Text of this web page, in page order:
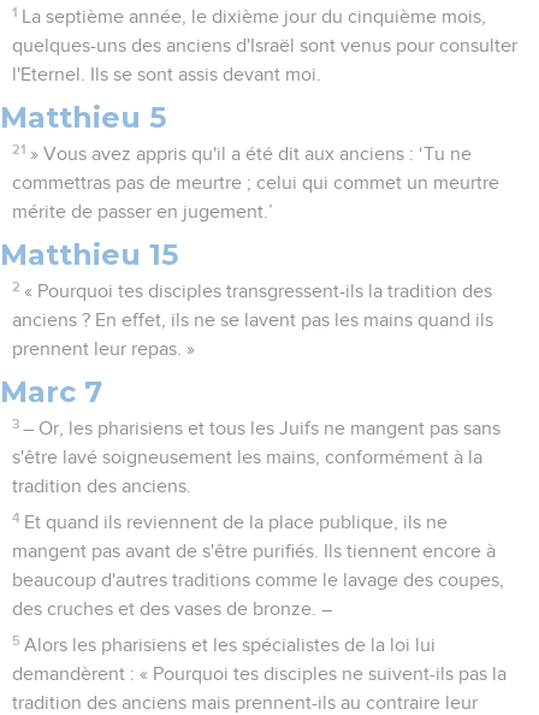
1
La septième année, le dixième jour du cinquième mois,
quelques-uns des anciens d'Israël sont venus pour consulter
l'Eternel. Ils se sont assis devant moi.
Matthieu 5
21 » Vous avez appris qu'il a été dit aux anciens : ‘Tu ne
commettras pas de meurtre ; celui qui commet un meurtre
mérite de passer en jugement.’
Matthieu 15
2 « Pourquoi tes disciples transgressent-ils la tradition des
anciens ? En effet, ils ne se lavent pas les mains quand ils
prennent leur repas. »
Marc 7
3 – Or, les pharisiens et tous les Juifs ne mangent pas sans
s'être lavé soigneusement les mains, conformément à la
tradition des anciens.
4 Et quand ils reviennent de la place publique, ils ne
mangent pas avant de s'être purifiés. Ils tiennent encore à
beaucoup d'autres traditions comme le lavage des coupes,
des cruches et des vases de bronze. –
5 Alors les pharisiens et les spécialistes de la loi lui
demandèrent : « Pourquoi tes disciples ne suivent-ils pas la
tradition des anciens mais prennent-ils au contraire leur